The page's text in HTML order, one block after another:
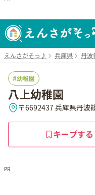
えんさがそっ♪ 兵庫県 丹波
幼稚園
八上幼稚園
〒6692437 兵庫県丹波
キープする
PR